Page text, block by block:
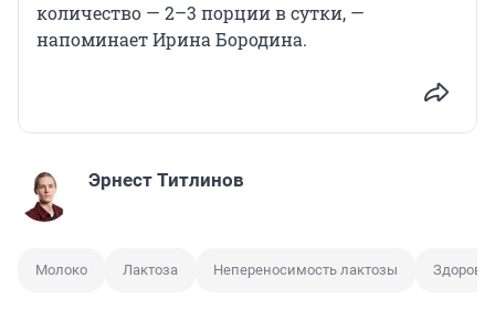
количество — 2–3 порции в сутки, —
напоминает Ирина Бородина.
Эрнест Титлинов
Молоко Лактоза Непереносимость лактозы